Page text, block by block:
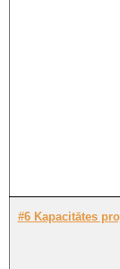
#6 Kapacitātes